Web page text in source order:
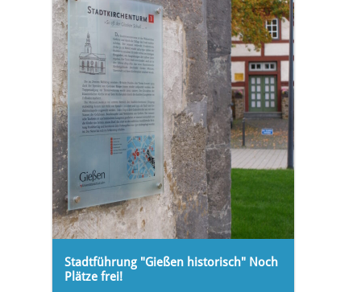
Stadtführung "Gießen historisch" Noch
Plätze frei!